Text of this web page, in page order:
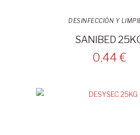
DESINFECCIÓN Y
SANIBED
0,44 €